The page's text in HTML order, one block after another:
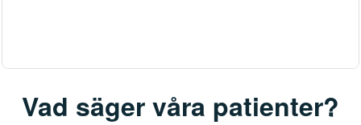
Vad säger våra patienter?